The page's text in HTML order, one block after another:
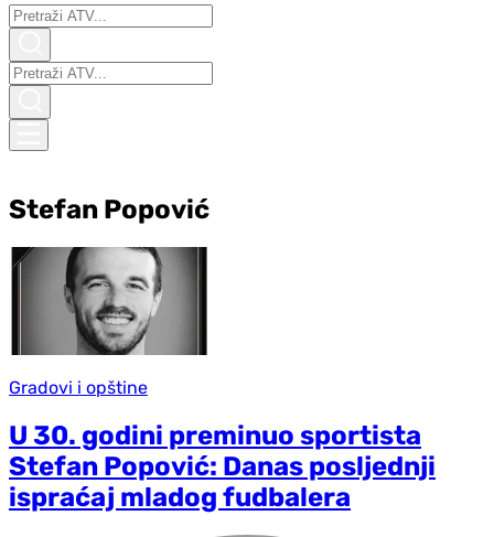
Stefan Popović
Gradovi i opštine
U 30. godini preminuo sportista
Stefan Popović: Danas posljednji
ispraćaj mladog fudbalera